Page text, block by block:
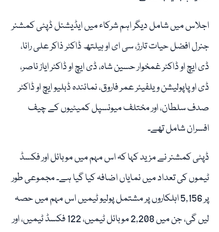
اجلاس میں شامل دیگر اہم شرکاء میں ایڈیشنل ڈپٹی کمشنر
جنرل افضل حیات تارڑ، سی ای او ہیلتھ ڈاکٹر ذاکر علی رانا،
ڈی ایچ او ڈاکٹر غمخوار حسین شاہ، ڈی ایچ او ڈاکٹر ایاز ناصر،
ڈی او پاپولیشن ویلفیئر عمر فاروق، نمائندہ ڈبلیو ایچ او ڈاکٹر
صدف سلطان، اور مختلف میونسپل کمیٹیوں کے چیف
افسران شامل تھے۔
ڈپٹی کمشنر نے مزید کہا کہ اس مہم میں موبائل اور فکسڈ
ٹیموں کی تعداد میں نمایاں اضافہ کیا گیا ہے۔ مجموعی طور
پر 5,156 اہلکاروں پر مشتمل پولیو ٹیمیں اس مہم میں حصہ
لیں گی، جن میں 2,208 موبائل ٹیمیں، 122 فکسڈ ٹیمیں، اور